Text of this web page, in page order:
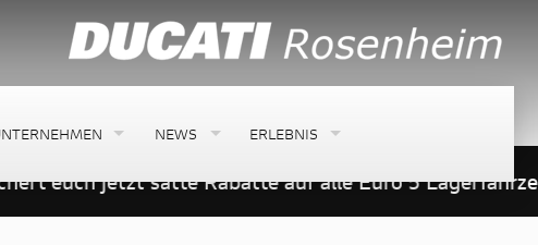
NEWS ERLEBNIS
euch jetzt satte Rabatte auf alle Euro 5